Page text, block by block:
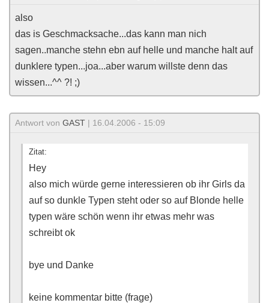
also
das is Geschmacksache...das kann man nich
sagen..manche stehn ebn auf helle und manche halt auf
dunklere typen...joa...aber warum willste denn das
wissen...^^ ?! ;)
Antwort von GAST | 16.04.2006 - 15:09
Zitat:
Hey
also mich würde gerne interessieren ob ihr Girls da
auf so dunkle Typen steht oder so auf Blonde helle
typen wäre schön wenn ihr etwas mehr was
schreibt ok
bye und Danke
keine kommentar bitte (frage)